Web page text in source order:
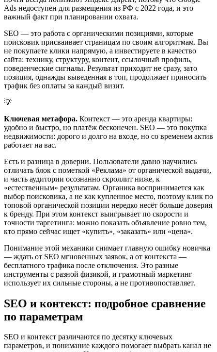
Ads недоступен для размещения из РФ с 2022 года, и это
важный факт при планировании охвата.
SEO — это работа с органическими позициями, которые
поисковик присваивает страницам по своим алгоритмам. Вы
не покупаете клики напрямую, а инвестируете в качество
сайта: технику, структуру, контент, ссылочный профиль,
поведенческие сигналы. Результат приходит не сразу, зато
позиция, однажды выведенная в топ, продолжает приносить
трафик без оплаты за каждый визит.
💡
Ключевая метафора. Контекст — это аренда квартиры:
удобно и быстро, но платёж бесконечен. SEO — это покупка
недвижимости: дорого и долго на входе, но со временем актив
работает на вас.
Есть и разница в доверии. Пользователи давно научились
отличать блок с пометкой «Реклама» от органической выдачи,
и часть аудитории осознанно скроллит ниже, к
«естественным» результатам. Органика воспринимается как
выбор поисковика, а не как купленное место, поэтому клик по
топовой органической позиции нередко несёт больше доверия
к бренду. При этом контекст выигрывает по скорости и
точности таргетинга: можно показать объявление ровно тем,
кто прямо сейчас ищет «купить», «заказать» или «цена».
Понимание этой механики снимает главную ошибку новичка
— ждать от SEO мгновенных заявок, а от контекста —
бесплатного трафика после отключения. Это разные
инструменты с разной физикой, и грамотный маркетинг
использует их сильные стороны, а не противопоставляет.
SEO и контекст: подробное сравнение
по параметрам
SEO и контекст различаются по десятку ключевых
параметров, и понимание каждого помогает выбрать канал не